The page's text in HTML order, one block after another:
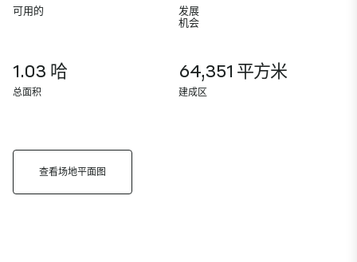
可用的
发展
机会
1.03 哈
总面积
64,351 平方米
建成区
查看场地平面图